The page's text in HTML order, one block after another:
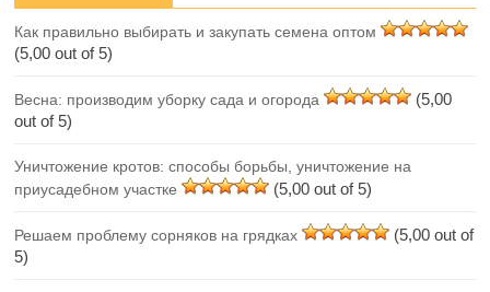
Как правильно выбирать и закупать семена оптом
(5,00 out of 5)
Весна: производим уборку сада и огорода
(5,00
out of 5)
Уничтожение кротов: способы борьбы, уничтожение на
приусадебном участке
(5,00 out of 5)
Решаем проблему сорняков на грядках
(5,00 out of
5)